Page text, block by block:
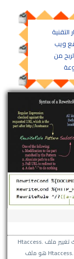
ويب
من
لاختصار الروابط أو تغيير صيغة وشكل الرابط ببساطة يمكنك تغيير ملف .htaccess
الموجود بجزع الموقع الالكترونييعنى ايه الكلام ده؟!ملف .htaccess هو ملف